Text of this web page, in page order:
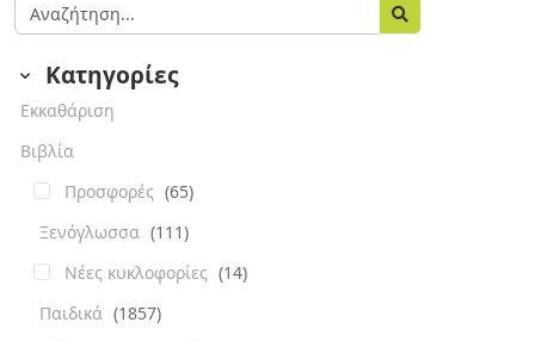
Κατηγορίες
Εκκαθάριση
Βιβλία
Προσφορές (65)
Ξενόγλωσσα (111)
Νέες κυκλοφορίες (14)
Παιδικά (1857)